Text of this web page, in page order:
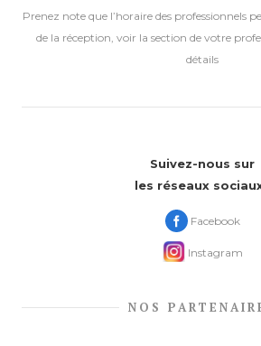
Prenez note que l’horaire des professionnels
de la réception, voir la section de votre
détails
Suivez-nous sur
les réseaux
Facebook
Instagram
NOS